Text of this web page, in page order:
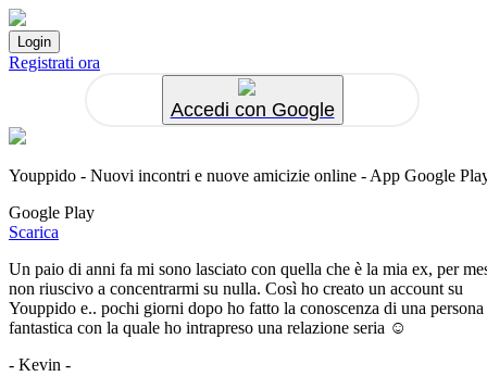
Registrati ora
Accedi con Google
Youppido - Nuovi incontri e nuove amicizie online - App Google
Google Play
Scarica
Un paio di anni fa mi sono lasciato con quella che è la mia ex, per
non riuscivo a concentrarmi su nulla. Così ho creato un account su
Youppido e.. pochi giorni dopo ho fatto la conoscenza di una persona
fantastica con la quale ho intrapreso una relazione seria ☺️
- Kevin -